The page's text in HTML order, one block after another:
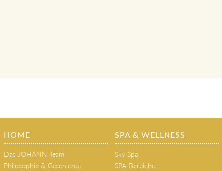
HOME
Das JOHANN Team
Philosophie & Geschichte
SPA & WELLNESS
Sky Spa
SPA-Bereiche